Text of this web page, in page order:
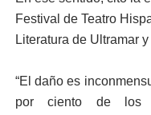
Festival de Teatro
Literatura de Ultramar
“El daño es
por ciento de los